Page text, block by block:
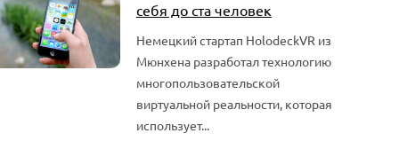
себя до ста человек
Немецкий стартап HolodeckVR из
Мюнхена разработал технологию
многопользовательской
виртуальной реальности, которая
использует...